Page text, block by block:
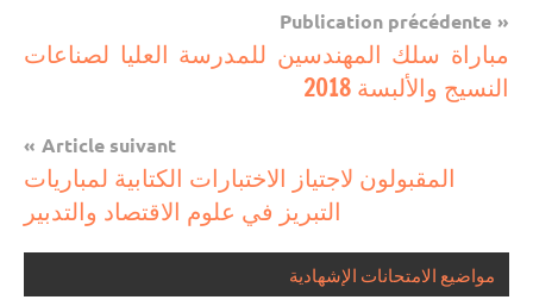
مستجدات
تربوية
Navigation
de
l’article
Publication précédente
مباراة سلك المهندسين للمدرسة العليا لصناعات
النسيج والألبسة 2018
Article suivant
المقبولون لاجتياز الاختبارات الكتابية لمباريات
التبريز في علوم الاقتصاد والتدبير
مواضيع الامتحانات الإشهادية